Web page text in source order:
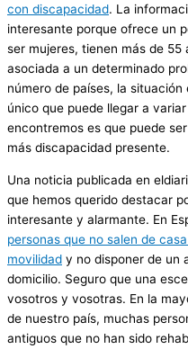
con discapacidad. La
interesante porque ofrece un
ser mujeres, tienen más de
asociada a un determinado
número de países, la
único que puede llegar a
encontremos es que puede
más discapacidad presente.
Una noticia publicada en
que hemos querido destacar
interesante y alarmante. En
personas que no salen de
movilidad y no disponer de un
domicilio. Seguro que una
vosotros y vosotras. En la
de nuestro país, muchas
antiguos que no han sido